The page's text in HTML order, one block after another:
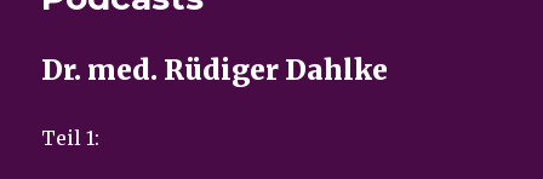
Dr. med. Rüdiger Dahlke
Teil 1: